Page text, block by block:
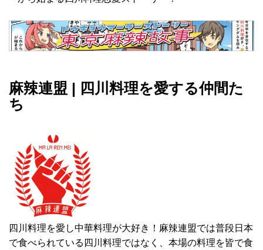
麻辣連盟 | 四川料理を愛する仲間た
ち
四川料理を愛し中華料理が大好き！麻辣連盟では普段日本
で食べられている四川料理ではなく、本場の料理を皆で食